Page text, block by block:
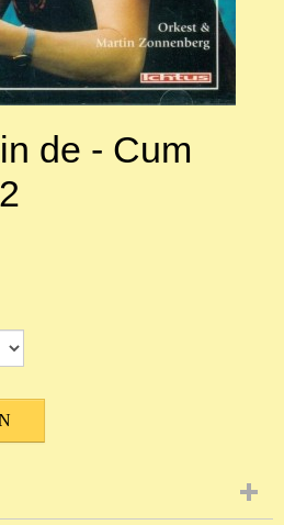
de - Cum